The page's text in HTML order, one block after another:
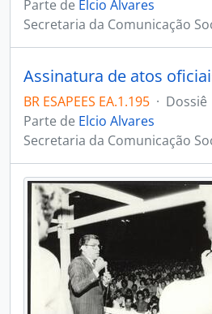
Parte de Elcio Alvares
Secretaria da Comunicação
BR ESAPEES EA.1.195 · Dossiê
Parte de Elcio Alvares
Secretaria da Comunicação